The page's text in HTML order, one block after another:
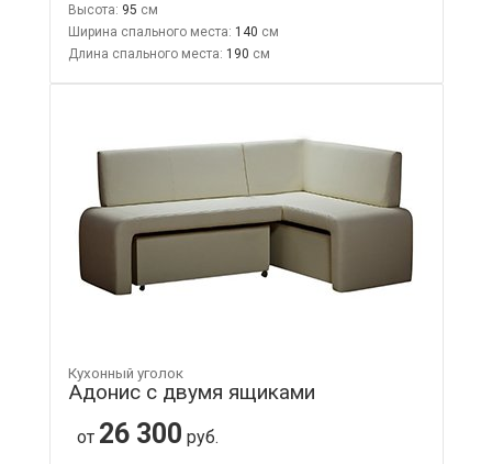
Высота: 95
Ширина спального места: 140
Длина спального места: 190
Кухонный уголок
Адонис с двумя ящиками
от 26 300 руб.